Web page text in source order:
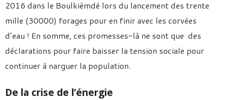
2016 dans le Boulkièmdé lors du lancement des trente
mille (30000) forages pour en finir avec les corvées
d’eau ! En somme, ces promesses-là ne sont que des
déclarations pour faire baisser la tension sociale pour
continuer à narguer la population.
De la crise de l’énergie